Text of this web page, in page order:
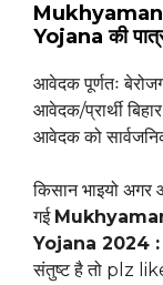
Yojana की
आवेदक पूर्णतः
आवेदक/प्रार्थी
आवेदक को
किसान भाइयो अगर
गई
Yojana 2024 :
संतुष्ट है तो plz